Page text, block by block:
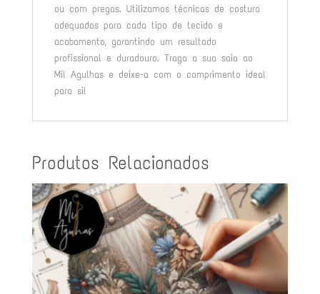
ou com pregas. Utilizamos técnicas de costura
adequadas para cada tipo de tecido e
acabamento, garantindo um resultado
profissional e duradouro. Traga a sua saia ao
Mil Agulhas e deixe-a com o comprimento ideal
para si!
Produtos Relacionados